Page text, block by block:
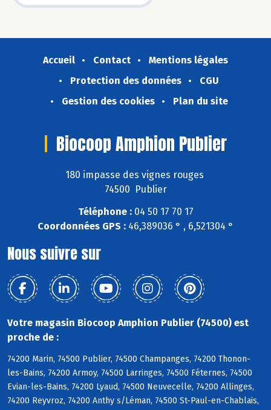
Accueil Contact
Mentions légales
Protection des données
CGU
Gestion des cookies
Plan du site
Biocoop Amphion Publier
180 impasse des vignes rouges
74500 Publier
Téléphone :04 50 17 70 17
Coordonnées GPS : 46,389036 ° , 6,521304 °
Nous suivre sur
Votre magasin Biocoop Amphion Publier (74500) est
proche de :
74200 Marin, 74500 Publier, 74500 Champanges, 74200 Thonon-
les-Bains, 74200 Armoy, 74500 Larringes, 74500 Féternes, 74500
Evian-les-Bains, 74200 Lyaud, 74500 Neuvecelle, 74200 Allinges,
74200 Reyvroz, 74200 Anthy s/Léman, 74500 St-Paul-en-Chablais,